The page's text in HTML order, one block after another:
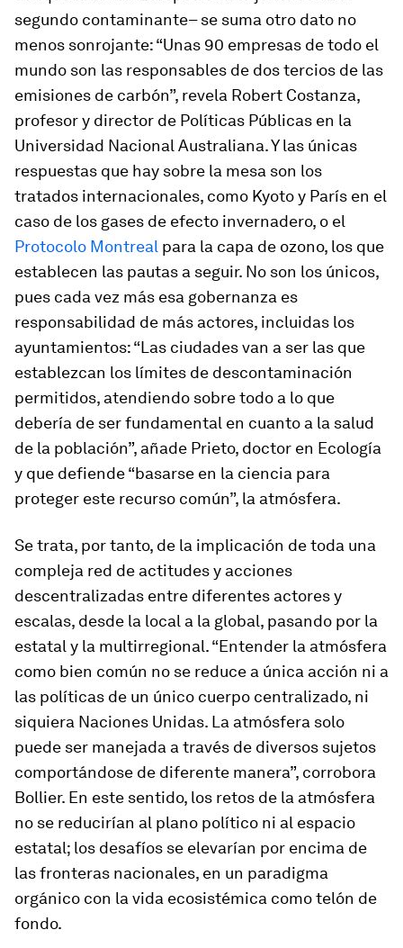
segundo contaminante– se suma otro dato no
menos sonrojante: “Unas 90 empresas de todo el
mundo son las responsables de dos tercios de las
emisiones de carbón”, revela Robert Costanza,
profesor y director de Políticas Públicas en la
Universidad Nacional Australiana. Y las únicas
respuestas que hay sobre la mesa son los
tratados internacionales, como Kyoto y París en el
caso de los gases de efecto invernadero, o el
Protocolo Montreal para la capa de ozono, los que
establecen las pautas a seguir. No son los únicos,
pues cada vez más esa gobernanza es
responsabilidad de más actores, incluidas los
ayuntamientos: “Las ciudades van a ser las que
establezcan los límites de descontaminación
permitidos, atendiendo sobre todo a lo que
debería de ser fundamental en cuanto a la salud
de la población”, añade Prieto, doctor en Ecología
y que defiende “basarse en la ciencia para
proteger este recurso común”, la atmósfera.
Se trata, por tanto, de la implicación de toda una
compleja red de actitudes y acciones
descentralizadas entre diferentes actores y
escalas, desde la local a la global, pasando por la
estatal y la multirregional. “Entender la atmósfera
como bien común no se reduce a única acción ni a
las políticas de un único cuerpo centralizado, ni
siquiera Naciones Unidas. La atmósfera solo
puede ser manejada a través de diversos sujetos
comportándose de diferente manera”, corrobora
Bollier. En este sentido, los retos de la atmósfera
no se reducirían al plano político ni al espacio
estatal; los desafíos se elevarían por encima de
las fronteras nacionales, en un paradigma
orgánico con la vida ecosistémica como telón de
fondo.